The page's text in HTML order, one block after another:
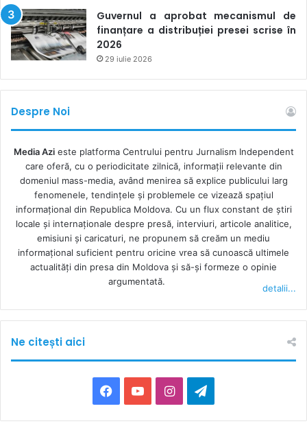
Guvernul a aprobat mecanismul de
finanțare a distribuției presei scrise în
2026
29 iulie 2026
Despre Noi
Media Azieste platforma Centrului pentru Jurnalism Independent
care oferă, cu o periodicitate zilnică, informații relevante din
domeniul mass-media, având menirea să explice publicului larg
fenomenele, tendințele și problemele ce vizează spațiul
informațional din Republica Moldova. Cu un flux constant de ştiri
locale şi internaţionale despre presă, interviuri, articole analitice,
emisiuni și caricaturi, ne propunem să creăm un mediu
informaţional suficient pentru oricine vrea să cunoască ultimele
actualităţi din presa din Moldova şi să-şi formeze o opinie
argumentată.
detalii...
Ne citești aici
a
o
I
n
e